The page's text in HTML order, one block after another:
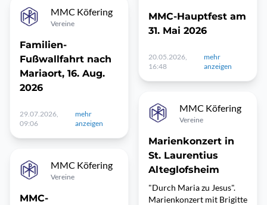
MMC Köfering
Vereine
Familien-
Fußwallfahrt nach
Mariaort, 16. Aug.
2026
29.07.2026,
09:06
mehr
anzeigen
MMC Köfering
Vereine
MMC-
MMC-Hauptfest am
31. Mai 2026
20.05.2026,
16:48
mehr
anzeigen
MMC Köfering
Vereine
Marienkonzert in
St. Laurentius
Alteglofsheim
"Durch Maria zu Jesus".
Marienkonzert mit Brigitte